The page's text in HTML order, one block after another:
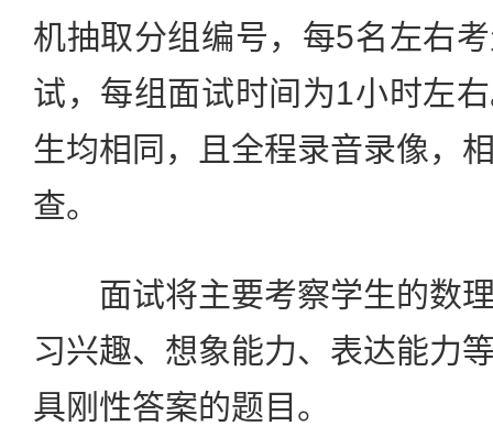
机抽取分组编号，每5名左右
试，每组面试时间为1小时左
生均相同，且全程录音录像，
查。
面试将主要考察学生的数理
习兴趣、想象能力、表达能力
具刚性答案的题目。